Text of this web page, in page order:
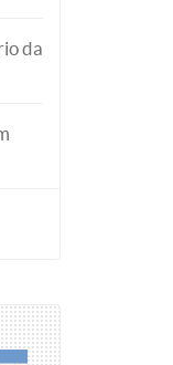
da